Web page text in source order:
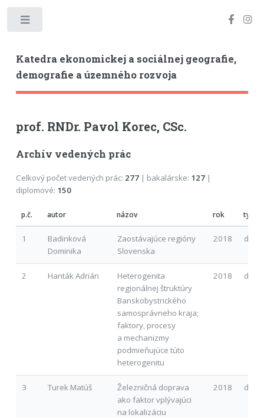
Katedra ekonomickej a sociálnej geografie,
demografie a územného rozvoja
prof. RNDr. Pavol Korec, CSc.
Archív vedených prác
Celkový počet vedených prác: 277| bakalárske: 127|
diplomové: 150
p.č. autor názov rok typ
1
Badinková
Dominika
Zaostávajúce regióny
Slovenska
2018 d
2 Hanták Adrián
Heterogenita
regionálnej štruktúry
Banskobystrického
samosprávneho kraja;
faktory, procesy
a mechanizmy
podmieňujúce túto
heterogenitu
2018 d
3 Turek Matúš
Železničná doprava
ako faktor vplývajúci
na lokalizáciu
2018 d